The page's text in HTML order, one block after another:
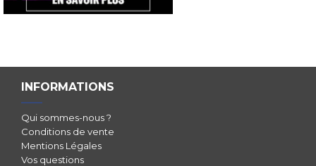
INFORMATIONS
Qui sommes-nous ?
Conditions de vente
Mentions Légales
Vos questions